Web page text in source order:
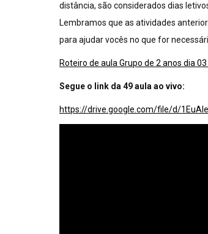
distância, são considerados dias
Lembramos que as atividades
para ajudar vocês no que for
Roteiro de aula Grupo de 2 anos dia
Segue o link da 49 aula ao vivo:
https://drive.google.com/file/d/